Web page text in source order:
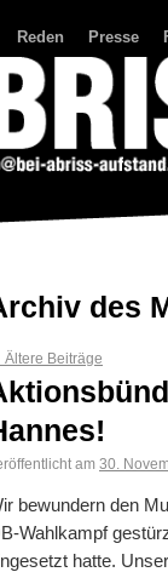
Reden Presse
des
Ältere Beiträge
am 30.
bewundern den
Wahlkampf
hatte.